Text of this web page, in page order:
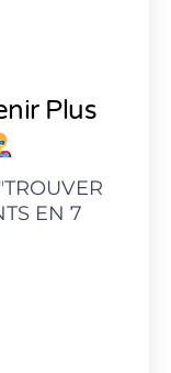
Plus
TROUVER
EN 7